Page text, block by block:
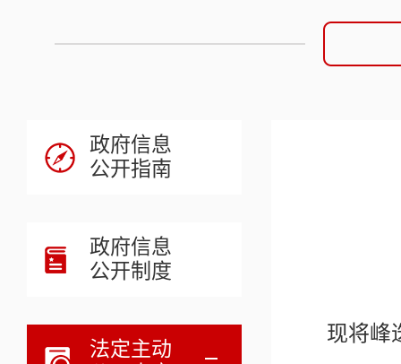
政府信息
公开指南
政府信息
公开制度
法定主动
现将峰